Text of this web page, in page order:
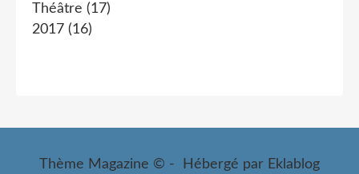
Théâtre (17)
2017 (16)
Thème Magazine © - Hébergé par Eklablog